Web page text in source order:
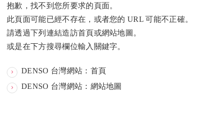
抱歉，找不到您所要求的頁面。
此頁面可能已經不存在，或者您的 URL 可能不正確。
請透過下列連結造訪首頁或網站地圖。
或是在下方搜尋欄位輸入關鍵字。
DENSO 台灣網站：首頁
DENSO 台灣網站：網站地圖